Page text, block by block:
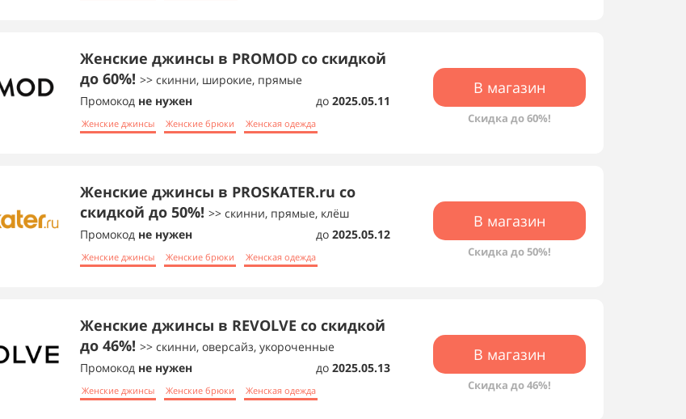
Женские джинсы в PROMOD со скидкой
до 60%! >> скинни, широкие, прямые
Промокод не нужен до 2025.05.11
Женские джинсы Женские брюки Женская одежда
В магазин
Скидка до 60%!
Женские джинсы в PROSKATER.ru со
скидкой до 50%! >> скинни, прямые, клёш
Промокод не нужен до 2025.05.12
Женские джинсы Женские брюки Женская одежда
В магазин
Скидка до 50%!
Женские джинсы в REVOLVE со скидкой
до 46%! >> скинни, оверсайз, укороченные
Промокод не нужен до 2025.05.13
Женские джинсы Женские брюки Женская одежда
В магазин
Скидка до 46%!